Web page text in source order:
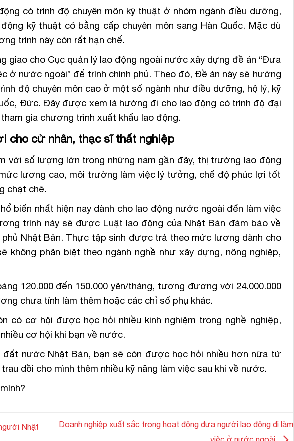
có trình độ chuyên môn kỹ thuật ở nhóm ngành điều dưỡng,
kỹ thuật có bằng cấp chuyên môn sang Hàn Quốc. Mặc dù
trình này còn rất hạn chế.
giao cho Cục quản lý lao động ngoài nước xây dựng đề án “Đưa
ở nước ngoài” để trình chính phủ. Theo đó, Đề án này sẽ hướng
độ chuyên môn cao ở một số ngành như điều dưỡng, hộ lý, kỹ
Đức. Đây được xem là hướng đi cho lao động có trình độ đại
gia chương trình xuất khẩu lao động.
cho cử nhân, thạc sĩ thất nghiệp
với số lượng lớn trong những năm gần đây, thị trường lao động
lương cao, môi trường làm việc lý tưởng, chế độ phúc lợi tốt
chặt chẽ.
biến nhất hiện nay dành cho lao động nước ngoài đến làm việc
trình này sẽ được Luật lao động của Nhật Bản đảm bảo về
Nhật Bản. Thực tập sinh được trả theo mức lương dành cho
không phân biệt theo ngành nghề như xây dựng, nông nghiệp,
120.000 đến 150.000 yên/tháng, tương đương với 24.000.000
chưa tính làm thêm hoặc các chỉ số phụ khác.
có cơ hội được học hỏi nhiều kinh nghiệm trong nghề nghiệp,
cơ hội khi bạn về nước.
đất nước Nhật Bản, bạn sẽ còn được học hỏi nhiều hơn nữa từ
dồi cho mình thêm nhiều kỹ năng làm việc sau khi về nước.
Nhật
Doanh nghiệp xuất sắc trong hoạt động đưa người lao động đi làm